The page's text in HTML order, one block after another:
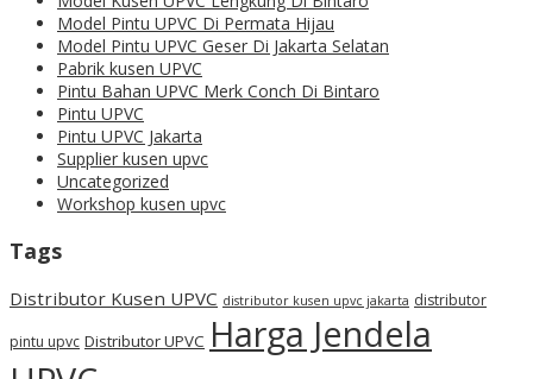
Model Pintu UPVC Di Permata Hijau
Model Pintu UPVC Geser Di Jakarta Selatan
Pabrik kusen UPVC
Pintu Bahan UPVC Merk Conch Di Bintaro
Pintu UPVC
Pintu UPVC Jakarta
Supplier kusen upvc
Uncategorized
Workshop kusen upvc
Tags
Distributor Kusen UPVC distributor kusen upvc jakarta distributor
pintu upvc Distributor UPVC Harga Jendela